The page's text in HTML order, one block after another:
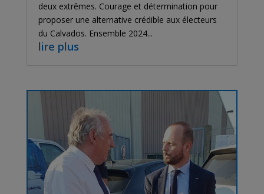
deux extrêmes. Courage et détermination pour
proposer une alternative crédible aux électeurs
du Calvados. Ensemble 2024...
lire plus